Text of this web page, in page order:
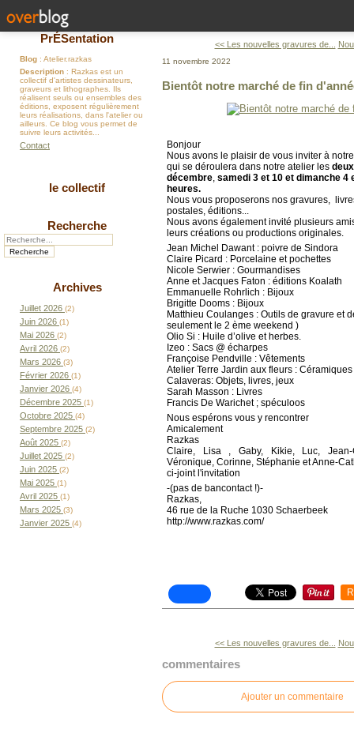
PrÉSentation
Blog : Atelier.razkas
Description : Razkas est un
collectif d'artistes dessinateurs,
graveurs et lithographes. Ils
réalisent seuls ou ensembles des
éditions, exposent régulièrement
leurs réalisations, dans l'atelier ou
ailleurs. Ce blog vous permet de
suivre leurs activités...
Contact
le collectif
Recherche
Archives
Juillet 2026 (2)
Juin 2026 (1)
Mai 2026 (2)
Avril 2026 (2)
Mars 2026 (3)
Février 2026 (1)
Janvier 2026 (4)
Décembre 2025 (1)
Octobre 2025 (4)
Septembre 2025 (2)
Août 2025 (2)
Juillet 2025 (2)
Juin 2025 (2)
Mai 2025 (1)
Avril 2025 (1)
Mars 2025 (3)
Janvier 2025 (4)
<< Les nouvelles gravures de...
11 novembre 2022
Bientôt notre marché de fin
Bonjour
Nous avons le plaisir de vous inviter à
qui se déroulera dans notre atelier les
décembre, samedi 3 et 10 et dimanche 4
heures.
Nous vous proposerons nos gravures,
postales, éditions...
Nous avons également invité plusieurs
leurs créations ou productions originales.
Jean Michel Dawant : poivre de Sindora
Claire Picard : Porcelaine et pochettes
Nicole Serwier : Gourmandises
Anne et Jacques Faton : éditions Koalath
Emmanuelle Rohrlich : Bijoux
Brigitte Dooms : Bijoux
Matthieu Coulanges : Outils de gravure et
seulement le 2 ème weekend )
Olio Si : Huile d’olive et herbes.
Izeo : Sacs @ écharpes
Françoise Pendville : Vêtements
Atelier Terre Jardin aux fleurs : Céramiques
Calaveras: Objets, livres, jeux
Sarah Masson : Livres
Francis De Warichet ; spéculoos
Nous espérons vous y rencontrer
Amicalement
Razkas
Claire, Lisa , Gaby, Kikie, Luc, Jean-
Véronique, Corinne, Stéphanie et Anne-
ci-joint l'invitation
-(pas de bancontact !)-
Razkas,
46 rue de la Ruche 1030 Schaerbeek
http://www.razkas.com/
<< Les nouvelles gravures de...
commentaires
Ajouter un commentaire